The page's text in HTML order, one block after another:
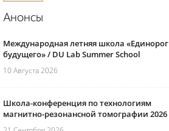
Анонсы
Международная летняя школа «Единорог
будущего» / DU Lab Summer School
10 Августа 2026
Школа-конференция по технологиям
магнитно-резонансной томографии 2026